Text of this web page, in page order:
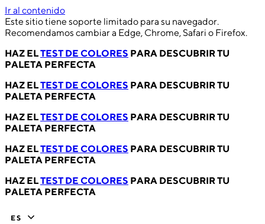
Ir al contenido
Este sitio tiene soporte limitado para su navegador.
Recomendamos cambiar a Edge, Chrome, Safari o Firefox.
HAZ ELTEST DE COLORES PARA DESCUBRIR TU
PALETA PERFECTA
HAZ ELTEST DE COLORES PARA DESCUBRIR TU
PALETA PERFECTA
HAZ ELTEST DE COLORES PARA DESCUBRIR TU
PALETA PERFECTA
HAZ ELTEST DE COLORES PARA DESCUBRIR TU
PALETA PERFECTA
HAZ ELTEST DE COLORES PARA DESCUBRIR TU
PALETA PERFECTA
ES